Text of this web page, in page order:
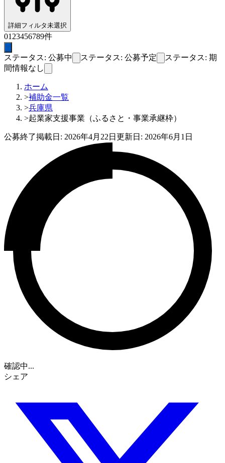
詳細フィルタ未選択
01 23456789件
ステータス: 公募中 ステータス: 公募予定
ステータス: 期
間情報なし
ホーム
>補助金一覧
>兵庫県
>起業家支援事業（ふるさと・事業承継枠）
公募終了掲載日: 2026年4月22日 更新日: 2026年6月1日
確認中...
シェア